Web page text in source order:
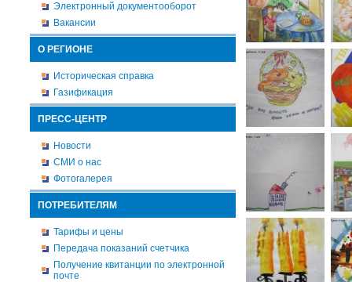
Электронный документооборот
Вакансии
О РЕГИОНЕ
Историческая справка
Газификация
ПРЕСС-ЦЕНТР
Новости
СМИ о нас
Фотогалерея
ПОТРЕБИТЕЛЯМ
Тарифы и цены
Передача показаний счетчика
Получение квитанции по электронной
почте